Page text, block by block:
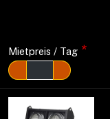
Mietpreis / Tag *